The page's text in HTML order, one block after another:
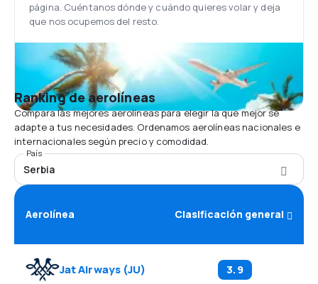
página. Cuéntanos dónde y cuándo quieres volar y deja
que nos ocupemos del resto.
Ranking de aerolíneas
Compara las mejores aerolíneas para elegir la que mejor se
adapte a tus necesidades. Ordenamos aerolíneas nacionales e
internacionales según precio y comodidad.
País
Serbia
Aerolínea Clasificación general
Jat Airways(JU) 3.9